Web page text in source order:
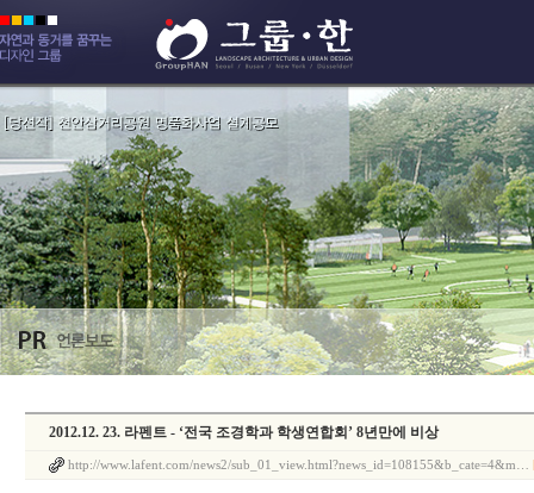
2012.12. 23. 라펜트 - ‘전국 조경학과 학생연합회’ 8년만에 비상
http://www.lafent.com/news2/sub_01_view.html?news_id=108155&b_cate=4&m…